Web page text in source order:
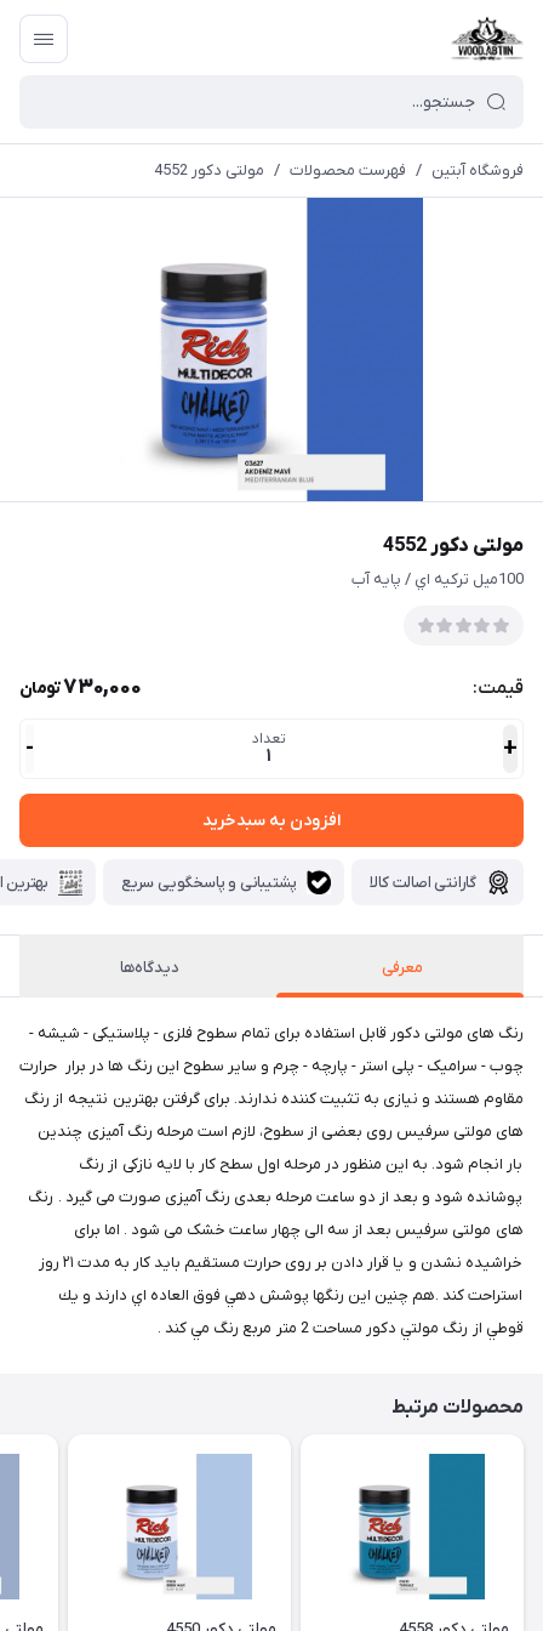
فروشگاه آبتین / فهرست محصولات / مولتی دکور 4552
مولتی دکور 4552
100ميل تركيه اي / پايه آب
قیمت: 730,000تومان
+ تعداد
1
-
افزودن به سبدخرید
گارانتی اصالت کالا پشتیبانی و پاسخگویی سریع بهترین
معرفی دیدگاه‌ها
رنگ های مولتی دكور قابل استفاده برای تمام سطوح فلزی - پلاستیکی - شیشه -
چوب - سرامیک - پلی استر - پارچه - چرم و سایر سطوح این رنگ ها در برار حرارت
مقاوم هستند و نیازی به تثبیت کننده ندارند. برای گرفتن بهترین نتیجه از رنگ
های مولتی سرفیس روی بعضی از سطوح، لازم است مرحله رنگ آمیزی چندین
بار انجام شود. به این منظور در مرحله اول سطح کار با لایه نازکی از رنگ
پوشانده شود و بعد از دو ساعت مرحله بعدی رنگ آمیزی صورت می گیرد . رنگ
های مولتی سرفیس بعد از سه الی چهار ساعت خشک می شود . اما برای
خراشیده نشدن و یا قرار دادن بر روی حرارت مستقیم باید کار به مدت ۲۱ روز
استراحت کند .هم چنين اين رنگها پوشش دهي فوق العاده اي دارند و يك
قوطي از رنگ مولتي دكور مساحت 2 متر مربع رنگ مي كند .
محصولات مرتبط